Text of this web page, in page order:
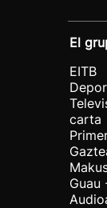
El
EITB
carta
Guau